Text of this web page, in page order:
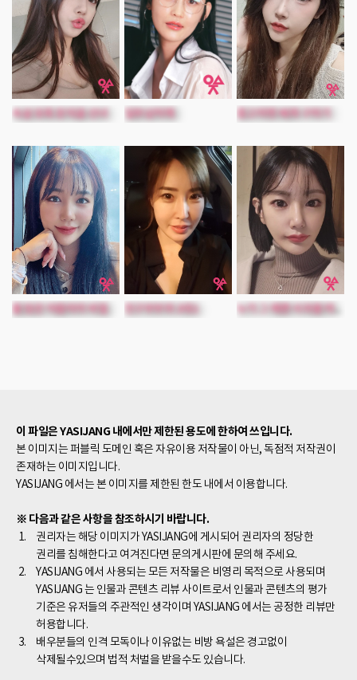
속살 유혹 둔덕골 선녀 일부삼처제 중고마켓 쎅파 구하기
물 많은 아줌마의 비밀 친구부부와 2대2
이 파일은 YASIJANG 내에서만 제한된 용도에 한하여 쓰입니다.
본 이미지는 퍼블릭 도메인 혹은 자유이용 저작물이 아닌, 독점적 저작권이
존재하는 이미지입니다.
YASIJANG 에서는 본 이미지를 제한된 한도 내에서 이용합니다.
※ 다음과 같은 사항을 참조하시기 바랍니다.
권리자는 해당 이미지가 YASIJANG에 게시되어 권리자의 정당한
권리를 침해한다고 여겨진다면 문의게시판에 문의해 주세요.
YASIJANG 에서 사용되는 모든 저작물은 비영리 목적으로 사용되며
YASIJANG 는 인물과 콘텐츠 리뷰 사이트로서 인물과 콘텐츠의 평가
기준은 유저들의 주관적인 생각이며 YASIJANG 에서는 공정한 리뷰만
허용합니다.
배우분들의 인격 모독이나 이유없는 비방 욕설은 경고없이
삭제될수있으며 법적 처벌을 받을수도 있습니다.